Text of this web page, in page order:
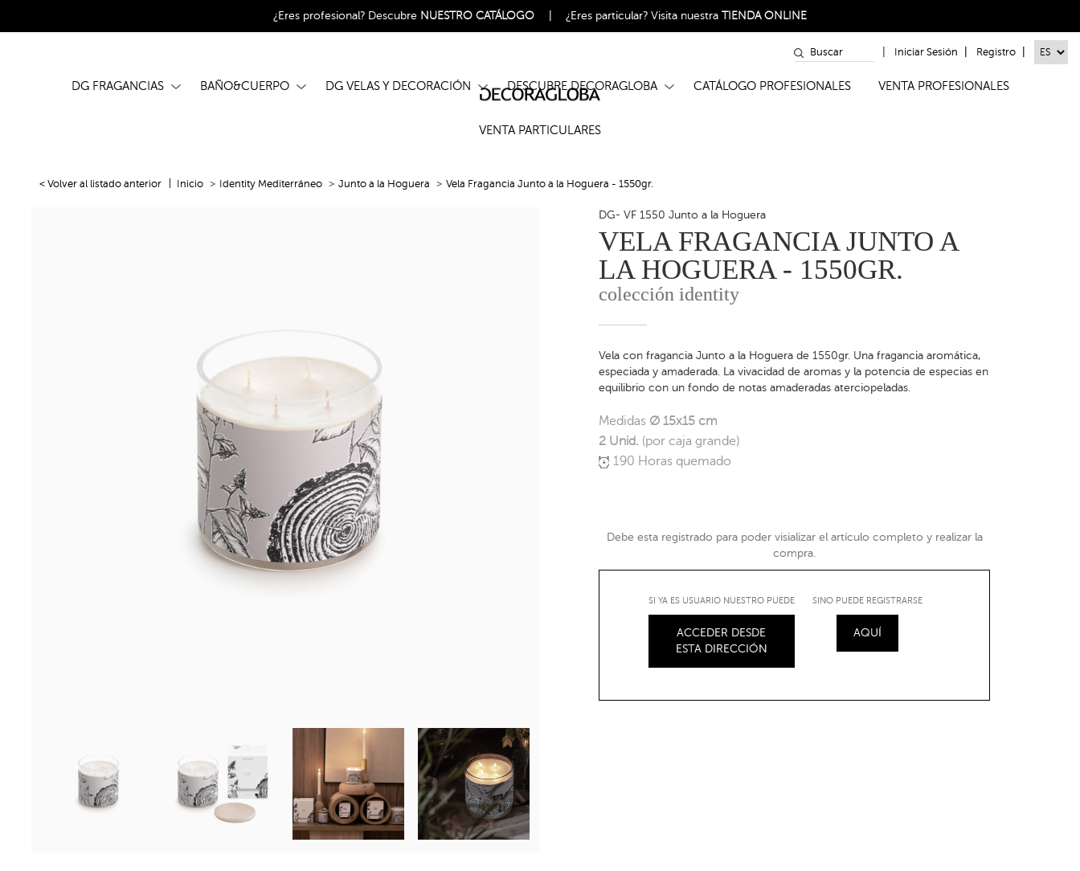
¿Eres profesional? Descubre NUESTRO CATÁLOGO ¿Eres particular?Visita nuestraTIENDA ONLINE
Iniciar Sesión Registro
DG FRAGANCIAS BAÑO&CUERPO DG VELAS Y DECORACIÓN DESCUBRE DECORAGLOBA CATÁLOGO PROFESIONALES VENTA PROFESIONALES
VENTA PARTICULARES
< Volver al listado anterior Inicio Identity Mediterráneo Junto a la Hoguera Vela Fragancia Junto a la Hoguera - 1550gr.
DG- VF 1550 Junto a la Hoguera
VELA FRAGANCIA JUNTO A
LA HOGUERA - 1550GR.
colección identity
Vela con fragancia Junto a la Hoguera de 1550gr. Una fragancia aromática,
especiada y amaderada. La vivacidad de aromas y la potencia de especias en
equilibrio con un fondo de notas amaderadas aterciopeladas.
Medidas Ø 15x15 cm
2 Unid. (por caja grande)
190 Horas quemado
Debe esta registrado para poder visializar el artículo completo y realizar la
compra.
SI YA ES USUARIO NUESTRO PUEDE
ACCEDER DESDE
ESTA DIRECCIÓN
SINO PUEDE REGISTRARSE
AQUÍ